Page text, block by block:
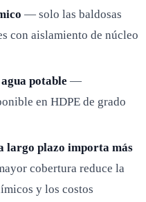
— solo las baldosas
con aislamiento de núcleo
potable —
en HDPE de grado
largo plazo importa más
cobertura reduce la
y los costos